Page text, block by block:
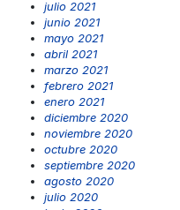
julio 2021
junio 2021
mayo 2021
abril 2021
marzo 2021
febrero 2021
enero 2021
diciembre 2020
noviembre 2020
octubre 2020
septiembre 2020
agosto 2020
julio 2020